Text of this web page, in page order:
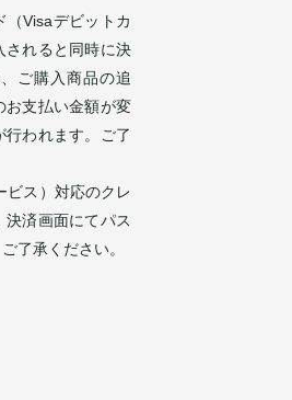
（Visaデビットカ
されると同時に決
ご購入商品の追
お支払い金額が変
われます。ご了
ビス）対応のクレ
済画面にてパス
了承ください。